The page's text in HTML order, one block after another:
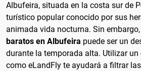
Albufeira, situada en la costa sur de
turístico popular conocido por sus
animada vida nocturna. Sin
baratos en Albufeira puede ser un
durante la temporada alta. Utilizar
como eLandFly te ayudará a filtrar